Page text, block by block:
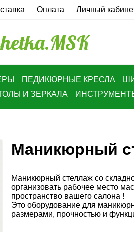
Оплата Личный
ПЕДИКЮРНЫЕ КРЕСЛА
И ЗЕРКАЛА
Маникюрный
Маникюрный стеллаж со
организовать рабочее место
пространство вашего салона !
Это оборудование для
размерами, прочностью и